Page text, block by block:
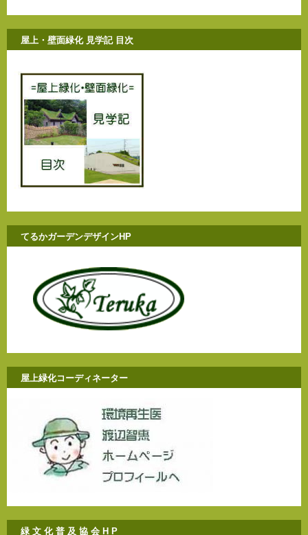
屋上・壁面緑化 見学記 目次
てるかガーデンデザインHP
屋上緑化コーディネーター
緑 文 化 普 及 協 会 H P